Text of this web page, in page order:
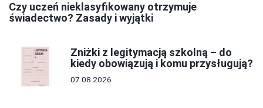
Czy uczeń nieklasyfikowany otrzymuje
świadectwo? Zasady i wyjątki
Zniżki z legitymacją szkolną – do
kiedy obowiązują i komu przysługują?
07.08.2026